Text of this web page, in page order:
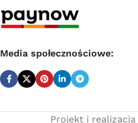
Media społecznościowe:
Projekt i realizacja